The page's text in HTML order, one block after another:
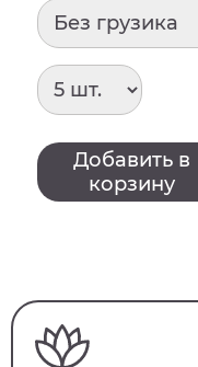
Добавить в
корзину